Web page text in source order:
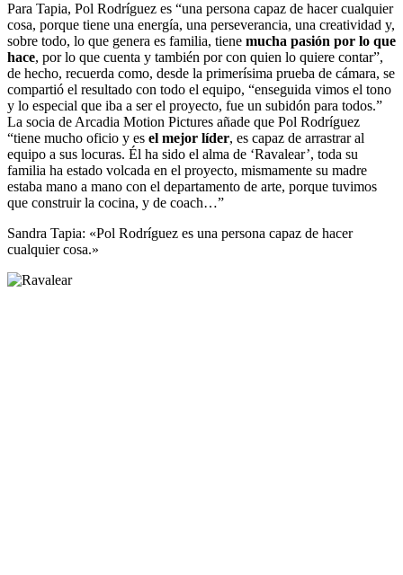
Para Tapia, Pol Rodríguez es “una persona capaz de hacer cualquier
cosa, porque tiene una energía, una perseverancia, una creatividad y,
sobre todo, lo que genera es familia, tiene mucha pasión por lo que
hace, por lo que cuenta y también por con quien lo quiere contar”,
de hecho, recuerda como, desde la primerísima prueba de cámara, se
compartió el resultado con todo el equipo, “enseguida vimos el tono
y lo especial que iba a ser el proyecto, fue un subidón para todos.”
La socia de Arcadia Motion Pictures añade que Pol Rodríguez
“tiene mucho oficio y es el mejor líder, es capaz de arrastrar al
equipo a sus locuras. Él ha sido el alma de ‘Ravalear’, toda su
familia ha estado volcada en el proyecto, mismamente su madre
estaba mano a mano con el departamento de arte, porque tuvimos
que construir la cocina, y de coach…”
Sandra Tapia: «Pol Rodríguez es una persona capaz de hacer
cualquier cosa.»